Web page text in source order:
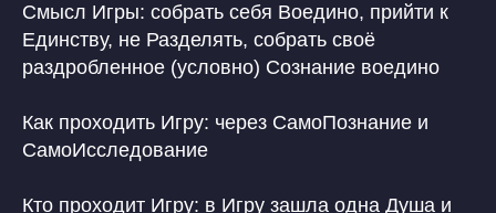
Смысл Игры: собрать себя Воедино, прийти к
Единству, не Разделять, собрать своё
раздробленное (условно) Сознание воедино
Как проходить Игру: через СамоПознание и
СамоИсследование
Кто проходит Игру: в Игру зашла одна Душа и